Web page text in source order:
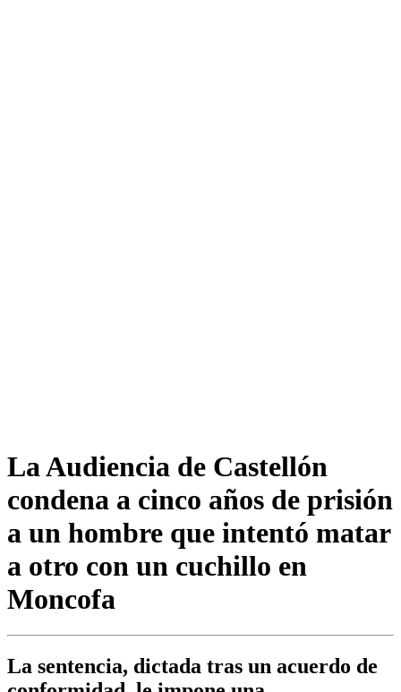
La Audiencia de Castellón
condena a cinco años de prisión
a un hombre que intentó matar
a otro con un cuchillo en
Moncofa
La sentencia, dictada tras un acuerdo de